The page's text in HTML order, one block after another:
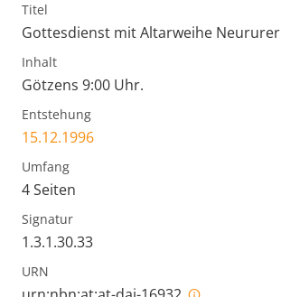
Titel
Gottesdienst mit Altarweihe Neururer
Inhalt
Götzens 9:00 Uhr.
Entstehung
15.12.1996
Umfang
4 Seiten
Signatur
1.3.1.30.33
URN